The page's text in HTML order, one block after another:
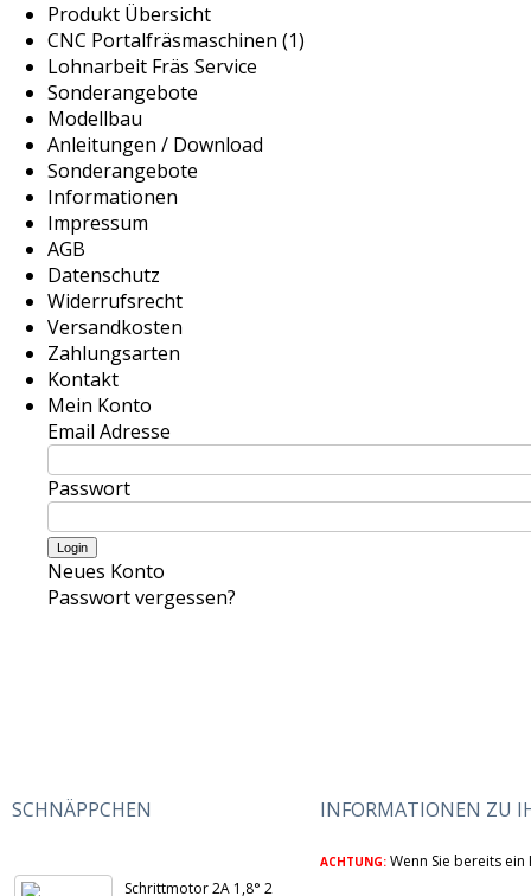
Produkt Übersicht
CNC Portalfräsmaschinen (1)
Lohnarbeit Fräs Service
Sonderangebote
Modellbau
Anleitungen / Download
Sonderangebote
Informationen
Impressum
AGB
Datenschutz
Widerrufsrecht
Versandkosten
Zahlungsarten
Kontakt
Mein Konto
Email Adresse
Passwort
Neues Konto
Passwort vergessen?
SCHNÄPPCHEN
Schrittmotor 2A 1,8° 2
INFORMATIONEN ZU
ACHTUNG: Wenn Sie bereits